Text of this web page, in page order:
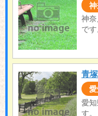
神奈
です
青
愛
す。